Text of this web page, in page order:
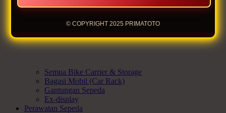
Semua Bike Carrier & Storage
Bagasi Mobil (Car Rack)
Gantungan Sepeda
Ex-display
Perawatan Sepeda
© COPYRIGHT 2025 PRIMATOTO